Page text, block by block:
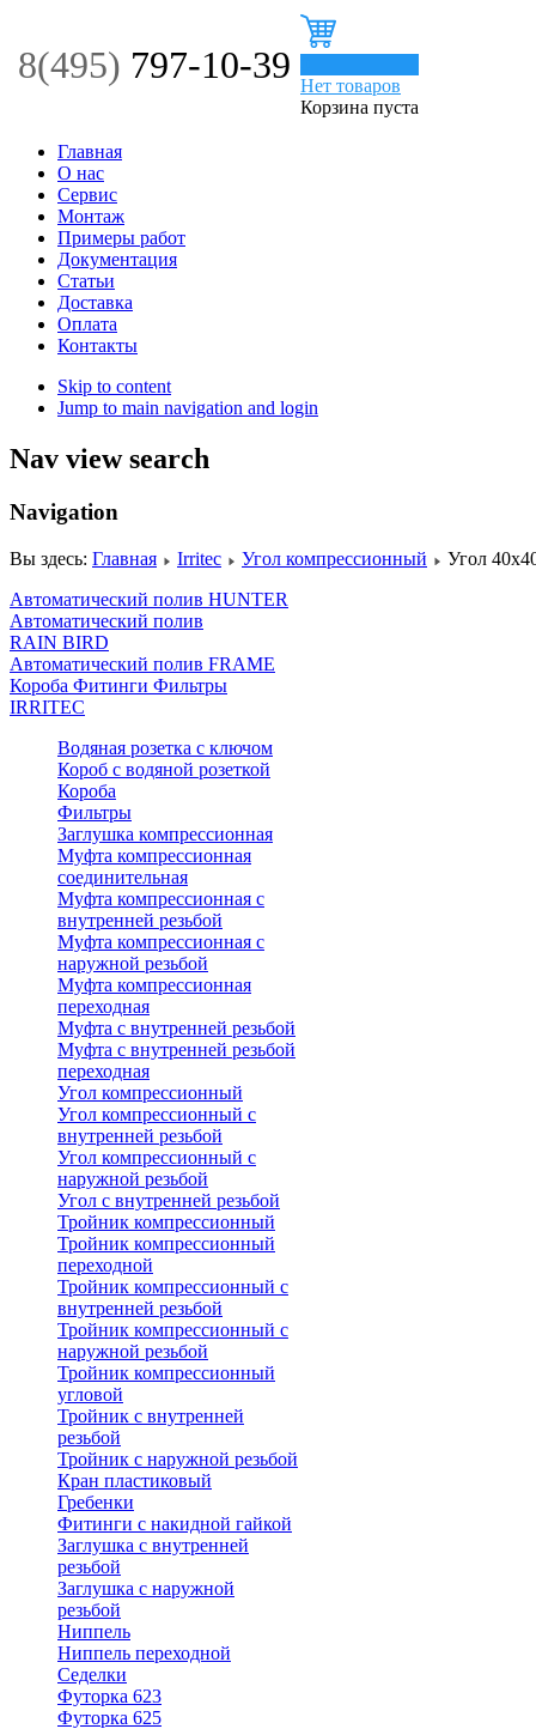
8(495) 797-10-39 Нет товаров
Корзина пуста
Главная
О нас
Сервис
Монтаж
Примеры работ
Документация
Статьи
Доставка
Оплата
Контакты
Skip to content
Jump to main navigation and login
Nav view search
Navigation
Вы здесь: Главная Irritec Угол компрессионный
Угол
Автоматический полив HUNTER
Автоматический полив
RAIN BIRD
Автоматический полив FRAME
Короба Фитинги Фильтры
IRRITEC
Водяная розетка с ключом
Короб с водяной розеткой
Короба
Фильтры
Заглушка компрессионная
Муфта компрессионная
соединительная
Муфта компрессионная с
внутренней резьбой
Муфта компрессионная с
наружной резьбой
Муфта компрессионная
переходная
Муфта с внутренней резьбой
Муфта с внутренней резьбой
переходная
Угол компрессионный
Угол компрессионный с
внутренней резьбой
Угол компрессионный с
наружной резьбой
Угол с внутренней резьбой
Тройник компрессионный
Тройник компрессионный
переходной
Тройник компрессионный с
внутренней резьбой
Тройник компрессионный с
наружной резьбой
Тройник компрессионный
угловой
Тройник с внутренней
резьбой
Тройник с наружной резьбой
Кран пластиковый
Гребенки
Фитинги с накидной гайкой
Заглушка с внутренней
резьбой
Заглушка с наружной
резьбой
Ниппель
Ниппель переходной
Седелки
Футорка 623
Футорка 625